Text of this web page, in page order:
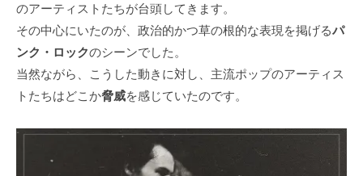
y
a
m
a
のアーティストたちが台頭してきます。
その中心にいたのが、政治的かつ草の根的な表現を掲げるパ
ンク・ロックのシーンでした。
当然ながら、こうした動きに対し、主流ポップのアーティス
トたちはどこか脅威を感じていたのです。